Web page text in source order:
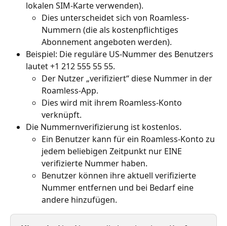
lokalen SIM-Karte verwenden).
Dies unterscheidet sich von Roamless-
Nummern (die als kostenpflichtiges
Abonnement angeboten werden).
Beispiel: Die reguläre US-Nummer des Benutzers
lautet +1 212 555 55 55.
Der Nutzer „verifiziert“ diese Nummer in der
Roamless-App.
Dies wird mit ihrem Roamless-Konto
verknüpft.
Die Nummernverifizierung ist kostenlos.
Ein Benutzer kann für ein Roamless-Konto zu
jedem beliebigen Zeitpunkt nur EINE
verifizierte Nummer haben.
Benutzer können ihre aktuell verifizierte
Nummer entfernen und bei Bedarf eine
andere hinzufügen.